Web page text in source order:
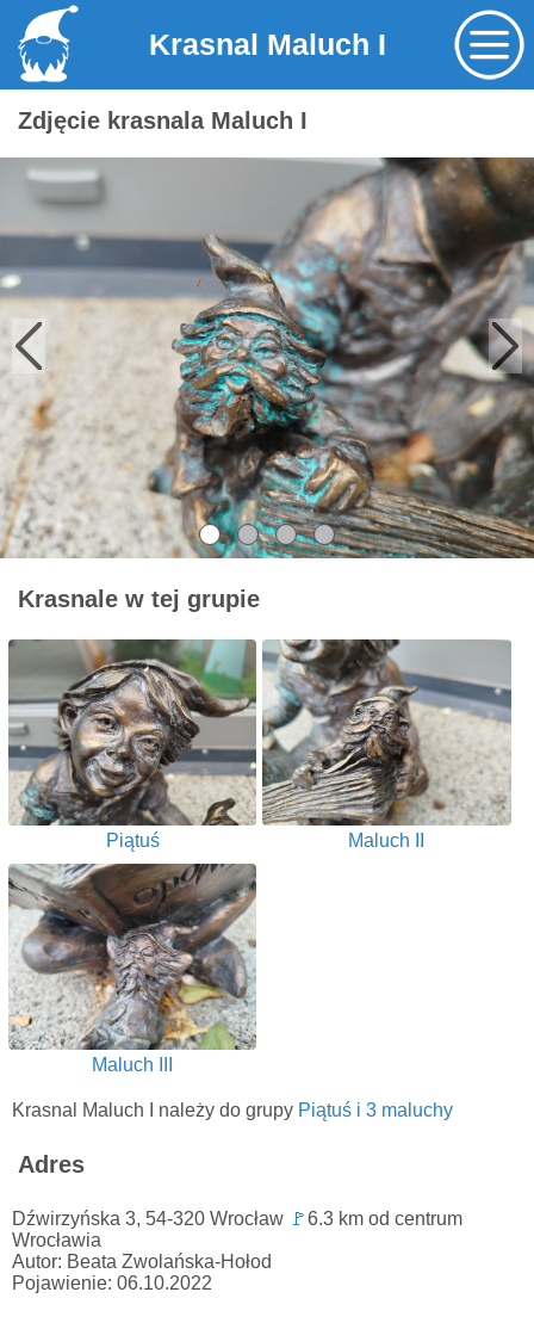
Krasnal Maluch I
Zdjęcie krasnala Maluch I
Krasnale w tej grupie
Piątuś Maluch II
Maluch III
Krasnal Maluch I należy do grupy Piątuś i 3 maluchy
Adres
Dźwirzyńska 3, 54-320 Wrocław 🚩6.3 km od centrum
Wrocławia
Autor: Beata Zwolańska-Hołod
Pojawienie: 06.10.2022